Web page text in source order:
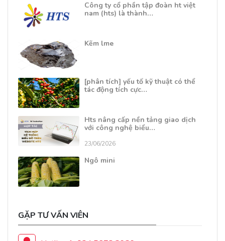
Công ty cổ phần tập đoàn ht việt
nam (hts) là thành…
Kẽm lme
[phân tích] yếu tố kỹ thuật có thể
tác động tích cực…
Hts nâng cấp nền tảng giao dịch
với công nghệ biểu…
23/06/2026
Ngô mini
GẶP TƯ VẤN VIÊN